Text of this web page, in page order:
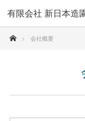
有限会社 新日本造
ホーム会社概要